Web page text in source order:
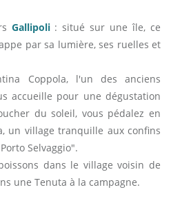
Gallipoli: situé sur une île, ce
par sa lumière, ses ruelles et
Coppola, l'un des anciens
accueille pour une dégustation
du soleil, vous pédalez en
un village tranquille aux confins
Selvaggio".
dans le village voisin de
une Tenuta à la campagne.